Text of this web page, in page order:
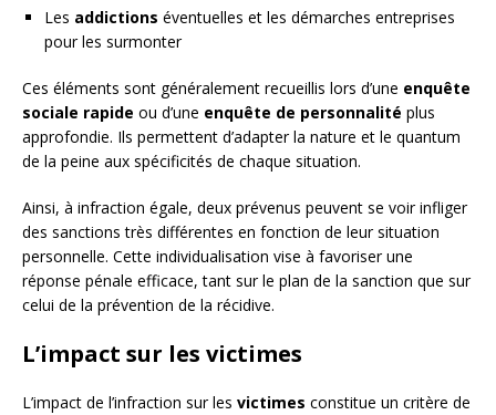
Les addictions éventuelles et les démarches entreprises
pour les surmonter
Ces éléments sont généralement recueillis lors d’une enquête
sociale rapide ou d’une enquête de personnalité plus
approfondie. Ils permettent d’adapter la nature et le quantum
de la peine aux spécificités de chaque situation.
Ainsi, à infraction égale, deux prévenus peuvent se voir infliger
des sanctions très différentes en fonction de leur situation
personnelle. Cette individualisation vise à favoriser une
réponse pénale efficace, tant sur le plan de la sanction que sur
celui de la prévention de la récidive.
L’impact sur les victimes
L’impact de l’infraction sur les victimes constitue un critère de